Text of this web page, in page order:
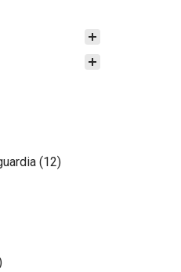
(12)